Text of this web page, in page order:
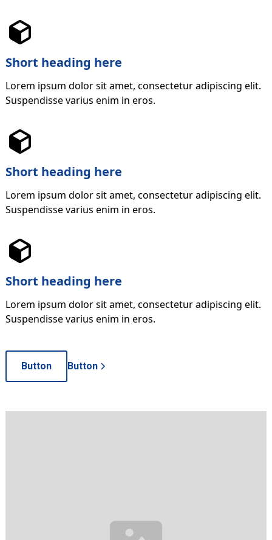
Short heading here
Lorem ipsum dolor sit amet, consectetur adipiscing elit.
Suspendisse varius enim in eros.
Short heading here
Lorem ipsum dolor sit amet, consectetur adipiscing elit.
Suspendisse varius enim in eros.
Short heading here
Lorem ipsum dolor sit amet, consectetur adipiscing elit.
Suspendisse varius enim in eros.
Button Button